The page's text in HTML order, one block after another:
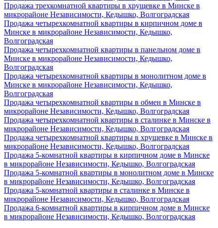
Продажа трехкомнатной квартиры в хрущевке в Минске в
микрорайоне Независимости, Кедышко, Волгоградская
Продажа четырехкомнатной квартиры в кирпичном доме в
Минске в микрорайоне Независимости, Кедышко,
Волгоградская
Продажа четырехкомнатной квартиры в панельном доме в
Минске в микрорайоне Независимости, Кедышко,
Волгоградская
Продажа четырехкомнатной квартиры в монолитном доме в
Минске в микрорайоне Независимости, Кедышко,
Волгоградская
Продажа четырехкомнатной квартиры в обмен в Минске в
микрорайоне Независимости, Кедышко, Волгоградская
Продажа четырехкомнатной квартиры в сталинке в Минске в
микрорайоне Независимости, Кедышко, Волгоградская
Продажа четырехкомнатной квартиры в хрущевке в Минске в
микрорайоне Независимости, Кедышко, Волгоградская
Продажа 5-комнатной квартиры в кирпичном доме в Минске
в микрорайоне Независимости, Кедышко, Волгоградская
Продажа 5-комнатной квартиры в монолитном доме в Минске
в микрорайоне Независимости, Кедышко, Волгоградская
Продажа 5-комнатной квартиры в сталинке в Минске в
микрорайоне Независимости, Кедышко, Волгоградская
Продажа 6-комнатной квартиры в кирпичном доме в Минске
в микрорайоне Независимости, Кедышко, Волгоградская